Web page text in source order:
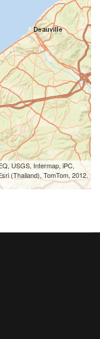
USGS, Intermap, iPC,
(Thailand), TomTom, 2012.